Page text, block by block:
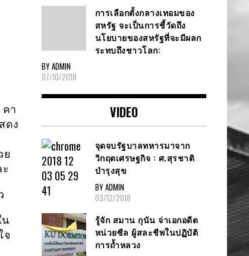
า
ดง
ย
น
จ
การเลือกตั้งกลางเทอมของ
สหรัฐ จะเป็นการชี้วัดถึง
นโยบายของสหรัฐที่จะมีผลก
ระทบถึงชาวโลก:
BY ADMIN
07/10/2018
VIDEO
จุดจบรัฐบาลทหารมาจาก
วิกฤตเศรษฐกิจ : ศ.สุรชาติ
บำรุงสุข
BY ADMIN
03/12/2018
รู้จัก สมาน กุนัน จ่าเอกอดีต
หน่วยซีล ผู้สละชีพในปฏิบัติ
การถ้ำหลวง